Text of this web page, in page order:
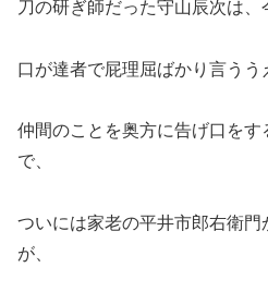
刀の研ぎ師だった守山辰次は、
口が達者で屁理屈ばかり言うう
仲間のことを奥方に告げ口を
で、
ついには家老の平井市郎右衛
が、